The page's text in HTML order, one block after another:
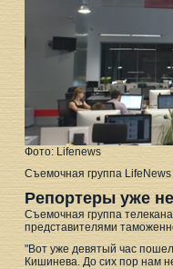
Фото: Lifenews
Съемочная группа
Репортеры уже
Съемочная группа
представителями
"Вот уже девятый час
Кишинева. До сих пор нам